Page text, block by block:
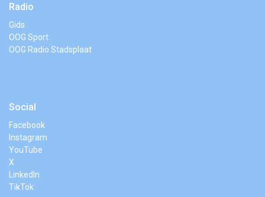
Radio
Gids
OOG Sport
OOG Radio Stadsplaat
Social
Facebook
Instagram
YouTube
X
LinkedIn
TikTok